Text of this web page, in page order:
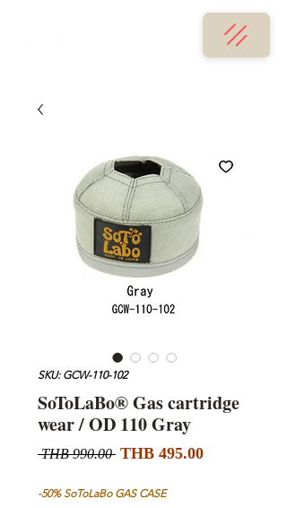
SKU: GCW-110-102
SoToLaBo® Gas cartridge
wear / OD 110 Gray
THB 990.00 Regular
THB 495.00Sale
-50% SoToLaBo GAS CASE